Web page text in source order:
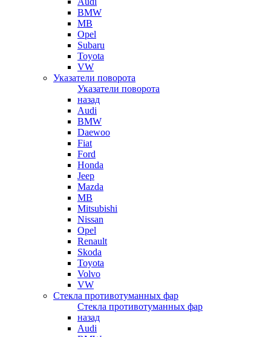
BMW
MB
Opel
Subaru
Toyota
VW
Указатели поворота
Указатели поворота
назад
Audi
BMW
Daewoo
Fiat
Ford
Honda
Jeep
Mazda
MB
Mitsubishi
Nissan
Opel
Renault
Skoda
Toyota
Volvo
VW
Стекла противотуманных фар
Стекла противотуманных фар
назад
Audi